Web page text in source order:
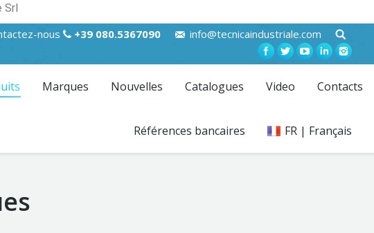
Srl
nous +39 080.5367090 info@tecnicaindustriale.com
Marques Nouvelles Catalogues Video Contacts
Références bancaires FR | Français